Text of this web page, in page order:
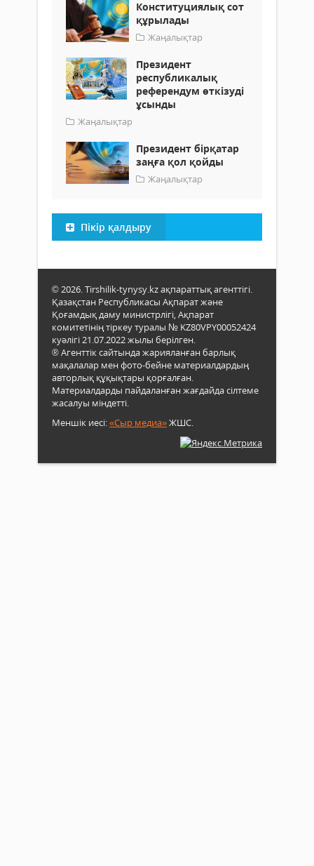
Конституциялық сот
құрылады
Жаңалықтар
Президент
республикалық
референдум өткізуді
ұсынды
Жаңалықтар
Президент бірқатар
заңға қол қойды
Жаңалықтар
Пікір қалдыру
© 2026. Tirshilik-tynysy.kz ақпараттық агенттігі.
Қазақстан Республикасы Ақпарат және
Қоғамдық даму министрлігі, Ақпарат
комитетінің тіркеу туралы № KZ80VPY00052424
куәлігі 21.07.2022 жылы берілген.
® Агенттік сайтында жарияланған барлық
мақалалар мен фото-бейне материалдардың
авторлық құқықтары қорғалған.
Материалдарды пайдаланған жағдайда сілтеме
жасалуы міндетті.
Меншік иесі:«Сыр медиа»ЖШС.